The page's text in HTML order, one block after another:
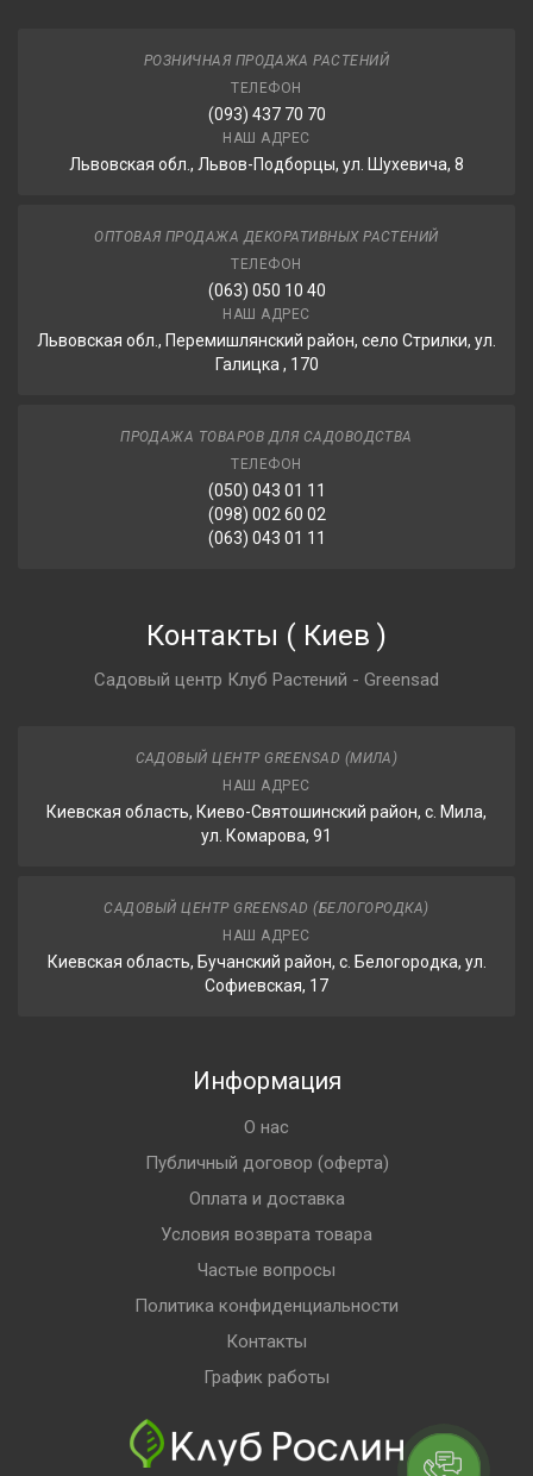
РОЗНИЧНАЯ ПРОДАЖА РАСТЕНИЙ
ТЕЛЕФОН
(093) 437 70 70
НАШ АДРЕС
Львовская обл., Львов-Подборцы, ул. Шухевича, 8
ОПТОВАЯ ПРОДАЖА ДЕКОРАТИВНЫХ РАСТЕНИЙ
ТЕЛЕФОН
(063) 050 10 40
НАШ АДРЕС
Львовская обл., Перемишлянский район, село Стрилки, ул.
Галицка , 170
ПРОДАЖА ТОВАРОВ ДЛЯ САДОВОДСТВА
ТЕЛЕФОН
(050) 043 01 11
(098) 002 60 02
(063) 043 01 11
Контакты ( Киев )
Садовый центр Клуб Растений - Greensad
САДОВЫЙ ЦЕНТР GREENSAD (МИЛА)
НАШ АДРЕС
Киевская область, Киево-Святошинский район, с. Мила,
ул. Комарова, 91
САДОВЫЙ ЦЕНТР GREENSAD (БЕЛОГОРОДКА)
НАШ АДРЕС
Киевская область, Бучанский район, с. Белогородка, ул.
Софиевская, 17
Информация
О нас
Публичный договор (оферта)
Оплата и доставка
Условия возврата товара
Частые вопросы
Политика конфиденциальности
Контакты
График работы